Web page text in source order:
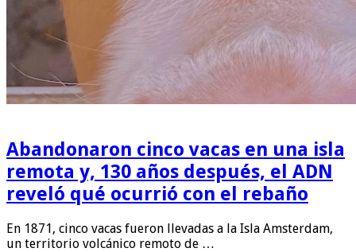
Abandonaron cinco vacas en una isla
remota y, 130 años después, el ADN
reveló qué ocurrió con el rebaño
En 1871, cinco vacas fueron llevadas a la Isla Amsterdam,
un territorio volcánico remoto de …